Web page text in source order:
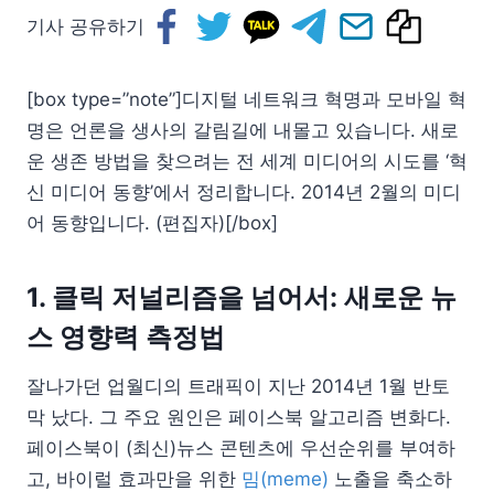
기사 공유하기
[box type=”note”]디지털 네트워크 혁명과 모바일 혁
명은 언론을 생사의 갈림길에 내몰고 있습니다. 새로
운 생존 방법을 찾으려는 전 세계 미디어의 시도를 ‘혁
신 미디어 동향’에서 정리합니다. 2014년 2월의 미디
어 동향입니다. (편집자)[/box]
1. 클릭 저널리즘을 넘어서: 새로운 뉴
스 영향력 측정법
잘나가던 업월디의 트래픽이 지난 2014년 1월 반토
막 났다. 그 주요 원인은 페이스북 알고리즘 변화다.
페이스북이 (최신)뉴스 콘텐츠에 우선순위를 부여하
고, 바이럴 효과만을 위한 밈(meme) 노출을 축소하